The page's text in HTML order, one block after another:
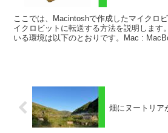
ここでは、Macintoshで作成したマイクロ
イクロビットに転送する方法を説明します
いる環境は以下のとおりです。Mac :
畑にヌートリア